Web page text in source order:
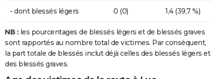
- dont blessés légers 0 (0) 1,4 (39,7 %)
NB : les pourcentages de blessés légers et de blessés graves
sont rapportés au nombre total de victimes. Par conséquent,
la part totale de blessés inclut déjà celles des blessés légers et
des blessés graves.